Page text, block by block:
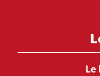
Le